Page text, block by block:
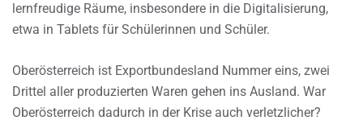
lernfreudige Räume, insbesondere in die Digitalisierung,
etwa in Tablets für Schülerinnen und Schüler.
Oberösterreich ist Exportbundesland Nummer eins, zwei
Drittel aller produzierten Waren gehen ins Ausland. War
Oberösterreich dadurch in der Krise auch verletzlicher?